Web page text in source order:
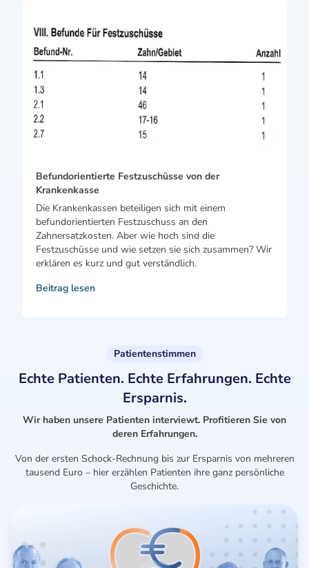
Befundorientierte Festzuschüsse von der
Krankenkasse
Die Krankenkassen beteiligen sich mit einem
befundorientierten Festzuschuss an den
Zahnersatzkosten. Aber wie hoch sind die
Festzuschüsse und wie setzen sie sich zusammen? Wir
erklären es kurz und gut verständlich.
Beitrag lesen
Patientenstimmen
Echte Patienten. Echte Erfahrungen. Echte
Ersparnis.
Wir haben unsere Patienten interviewt. Profitieren Sie von
deren Erfahrungen.
Von der ersten Schock-Rechnung bis zur Ersparnis von mehreren
tausend Euro – hier erzählen Patienten ihre ganz persönliche
Geschichte.